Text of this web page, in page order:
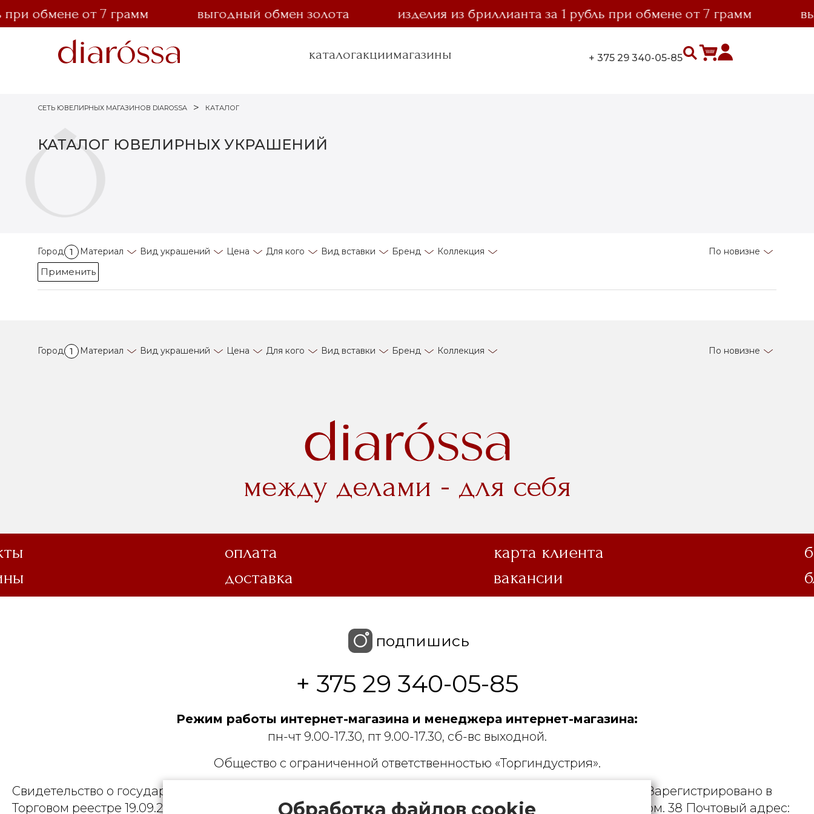
обмене от 7 грамм выгодный обмен золота изделия из бриллианта за 1 рубль при обмене от 7 грамм
каталогакциимагазины + 375 29 340-05-85
СЕТЬ ЮВЕЛИРНЫХ МАГАЗИНОВ DIAROSSA КАТАЛОГ
КАТАЛОГ ЮВЕЛИРНЫХ УКРАШЕНИЙ
Город 1 Материал Вид украшений Цена Для кого Вид вставки Бренд Коллекция По новизне
Применить
Город 1 Материал Вид украшений Цена Для кого Вид вставки Бренд Коллекция По новизне
между делами - для себя
оплата карта клиента
доставка вакансии
подпишись
+ 375 29 340-05-85
Режим работы интернет-магазина и менеджера интернет-магазина:
пн-чт 9.00-17.30, пт 9.00-17.30, сб-вс выходной.
Общество с ограниченной ответственностью «Торгиндустрия».
Свидетельство о государственной регистрации выдано Мингорисполкомом 01.06.2022. УНП 190729471. Зарегистрировано в
Торговом реестре 19.09.2025, № 758300. Юридический адрес: 220007, г. Минск, ул. Фабрициуса, д. 9А, пом. 38 Почтовый адрес:
Обработка файлов cookie